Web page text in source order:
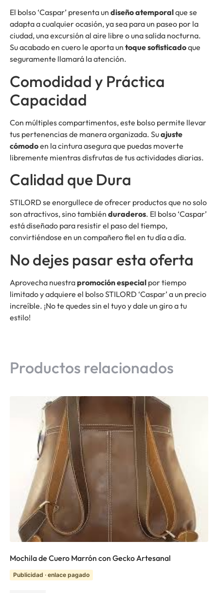
El bolso ‘Caspar’ presenta un diseño atemporalque se
adapta a cualquier ocasión, ya sea para un paseo por la
ciudad, una excursión al aire libre o una salida nocturna.
Su acabado en cuero le aporta un toque sofisticadoque
seguramente llamará la atención.
Comodidad y Práctica
Capacidad
Con múltiples compartimentos, este bolso permite llevar
tus pertenencias de manera organizada. Suajuste
cómodoen la cintura asegura que puedas moverte
libremente mientras disfrutas de tus actividades diarias.
Calidad que Dura
STILORD se enorgullece de ofrecer productos que no solo
son atractivos, sino también duraderos. El bolso ‘Caspar’
está diseñado para resistir el paso del tiempo,
convirtiéndose en un compañero fiel en tu día a día.
No dejes pasar esta oferta
Aprovecha nuestrapromoción especial por tiempo
limitado y adquiere el bolso STILORD ‘Caspar’ a un precio
increíble. ¡No te quedes sin el tuyo y dale un giro a tu
estilo!
Productos relacionados
Mochila de Cuero Marrón con Gecko Artesanal
Publicidad · enlace pagado